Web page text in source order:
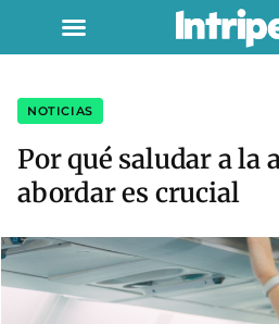
NOTICIAS
Por qué saludar a la
abordar es crucial